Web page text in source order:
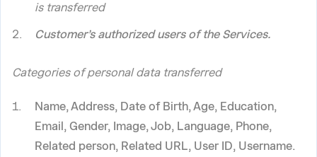
is transferred
Customer’s authorized users of the Services.
Categories of personal data transferred
Name, Address, Date of Birth, Age, Education,
Email, Gender, Image, Job, Language, Phone,
Related person, Related URL, User ID, Username.